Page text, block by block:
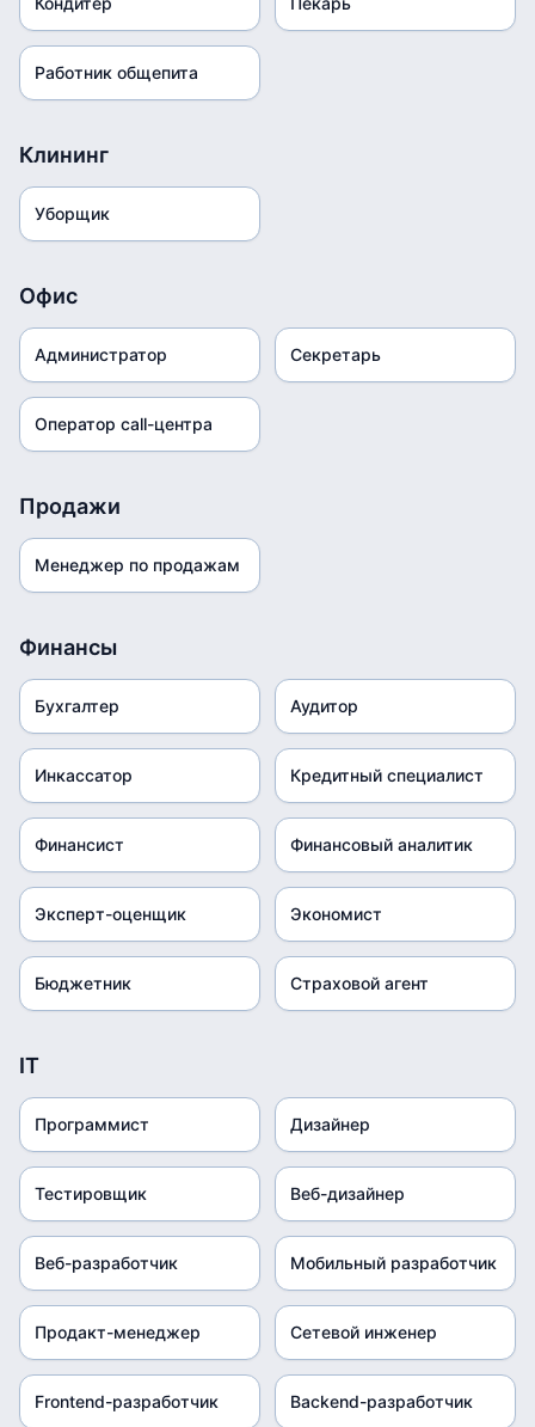
Работник общепита
Клининг
Уборщик
Офис
Администратор Секретарь
Оператор call-центра
Продажи
Менеджер по продажам
Финансы
Бухгалтер Аудитор
Инкассатор Кредитный специалист
Финансист Финансовый аналитик
Эксперт-оценщик Экономист
Бюджетник Страховой агент
IT
Программист Дизайнер
Тестировщик Веб-дизайнер
Веб-разработчик Мобильный разработчик
Продакт-менеджер Сетевой инженер
Frontend-разработчик Backend-разработчик